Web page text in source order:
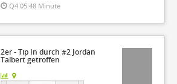
Q4 05:48 Minute
2er - Tip In durch #2 Jordan
Talbert getroffen